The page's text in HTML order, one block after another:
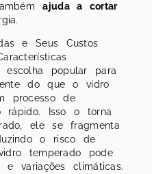
ajuda a cortar
e Seus Custos
popular para
do que o vidro
processo de
rápido. Isso o torna
ele se fragmenta
o risco de
temperado pode
e variações climáticas.